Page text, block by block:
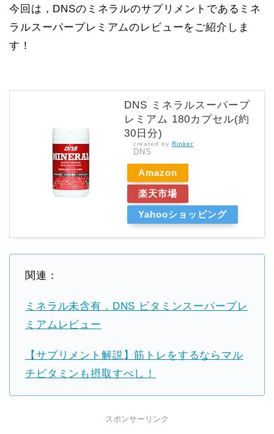
今回は，DNSのミネラルのサプリメントであるミネ
ラルスーパープレミアムのレビューをご紹介しま
す！
DNS ミネラルスーパープ
レミアム 180カプセル(約
30日分)
created by Rinker
DNS
Amazon
楽天市場
Yahooショッピング
関連：
ミネラル未含有．DNS ビタミンスーパープレ
ミアムレビュー
【サプリメント解説】筋トレをするならマル
チビタミンも摂取すべし！
スポンサーリンク